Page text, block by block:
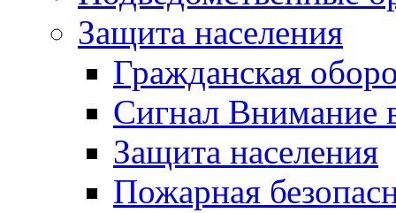
Защита населения
Гражданская
Сигнал Внимание
Защита населения
Пожарная